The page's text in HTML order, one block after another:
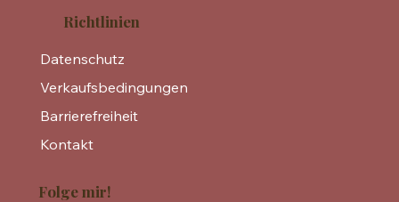
Richtlinien
Datenschutz
Verkaufsbedingungen
Barrierefreiheit
Kontakt
Folge mir!